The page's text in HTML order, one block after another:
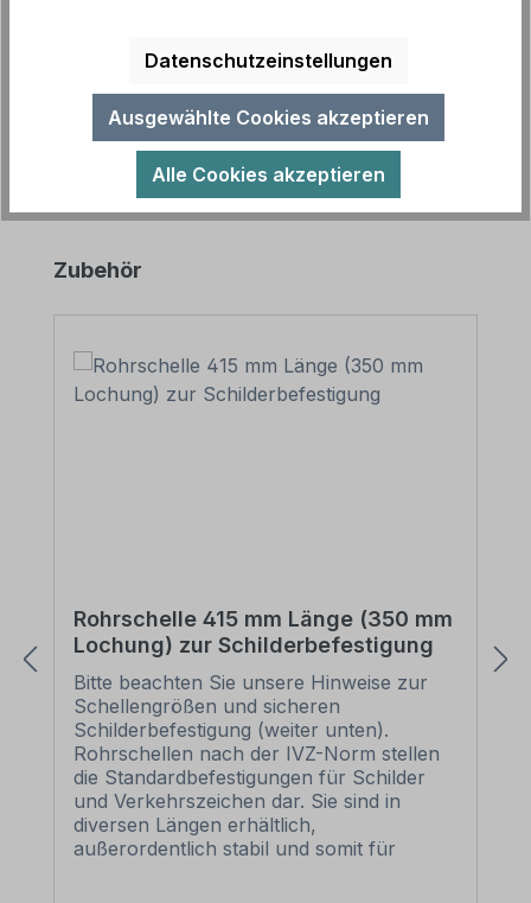
verboten. In diversen Größen erhältlich, auch mit
Produktgalerie überspringen
Zubehör
Rohrschelle 415 mm Länge (350 mm
Lochung) zur Schilderbefestigung
Bitte beachten Sie unsere Hinweise zur
Schellengrößen und sicheren
Schilderbefestigung (weiter unten).
Rohrschellen nach der IVZ-Norm stellen
die Standardbefestigungen für Schilder
und Verkehrszeichen dar. Sie sind in
diversen Längen erhältlich,
außerordentlich stabil und somit für
Datenschutzeinstellungen
Ausgewählte Cookies akzeptieren
Alle Cookies akzeptieren